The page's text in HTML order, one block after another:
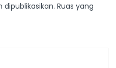
Ruas yang